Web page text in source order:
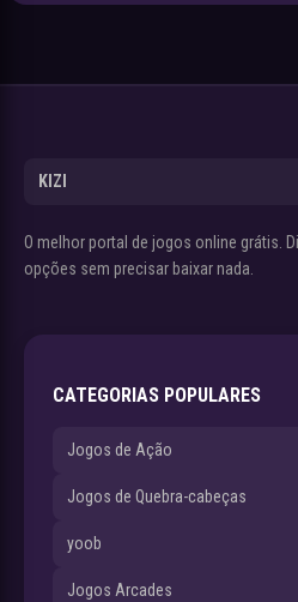
KIZI
O melhor portal de jogos online grátis.
opções sem precisar baixar nada.
CATEGORIAS POPULARES
Jogos de Ação
Jogos de Quebra-cabeças
yoob
Jogos Arcades